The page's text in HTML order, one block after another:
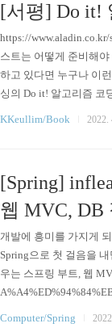
[서평] Do it!
https://
스트는 어떻게 준비해
하고 있다면 누구나 이
싱의 Do it! 알고리즘 코
KKeullim/Book 2022.
[Spring]
웹 MVC, DB
개발에 흥미를 가지게
Spring으로 첫 걸음을
우는 스프링 부트, 웹
Computer/Spring